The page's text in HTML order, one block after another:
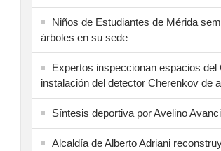
Niños de Estudiantes de Mérida
árboles en su sede
Expertos inspeccionan espacios del
instalación del detector Cherenkov de
Síntesis deportiva por Avelino
Alcaldía de Alberto Adriani